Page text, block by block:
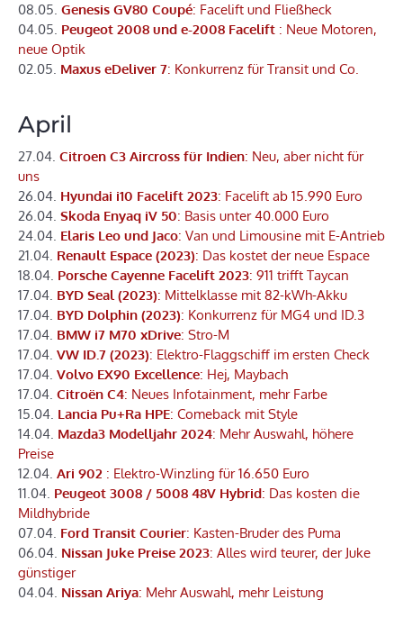
08.05. Genesis GV80 Coupé: Facelift und Fließheck
04.05. Peugeot 2008 und e-2008 Facelift : Neue Motoren,
neue Optik
02.05. Maxus eDeliver 7: Konkurrenz für Transit und Co.
April
27.04. Citroen C3 Aircross für Indien: Neu, aber nicht für
uns
26.04. Hyundai i10 Facelift 2023: Facelift ab 15.990 Euro
26.04. Skoda Enyaq iV 50: Basis unter 40.000 Euro
24.04. Elaris Leo und Jaco: Van und Limousine mit E-Antrieb
21.04. Renault Espace (2023): Das kostet der neue Espace
18.04. Porsche Cayenne Facelift 2023: 911 trifft Taycan
17.04. BYD Seal (2023): Mittelklasse mit 82-kWh-Akku
17.04. BYD Dolphin (2023): Konkurrenz für MG4 und ID.3
17.04. BMW i7 M70 xDrive: Stro-M
17.04. VW ID.7 (2023): Elektro-Flaggschiff im ersten Check
17.04. Volvo EX90 Excellence: Hej, Maybach
17.04. Citroën C4: Neues Infotainment, mehr Farbe
15.04. Lancia Pu+Ra HPE: Comeback mit Style
14.04. Mazda3 Modelljahr 2024: Mehr Auswahl, höhere
Preise
12.04. Ari 902 : Elektro-Winzling für 16.650 Euro
11.04. Peugeot 3008 / 5008 48V Hybrid: Das kosten die
Mildhybride
07.04. Ford Transit Courier: Kasten-Bruder des Puma
06.04. Nissan Juke Preise 2023: Alles wird teurer, der Juke
günstiger
04.04. Nissan Ariya: Mehr Auswahl, mehr Leistung